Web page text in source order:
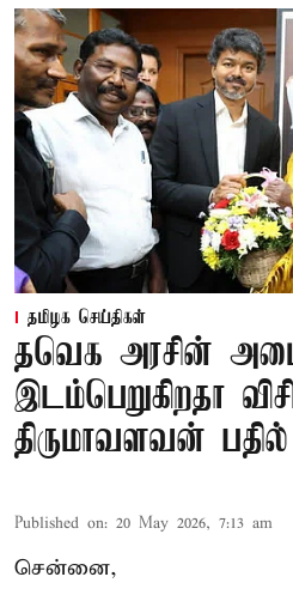
தமிழக செய்திகள்
தவெக அரசின்
இடம்பெறுகிறதா
திருமாவளவன் பதில்
Published on: 20 May 2026, 7:13 am
சென்னை,